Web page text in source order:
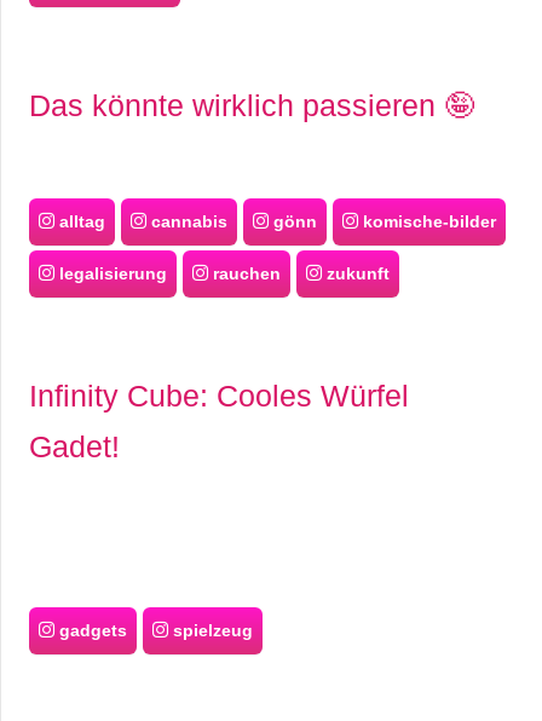
Das könnte wirklich passieren 🤪
alltag cannabis gönn komische-bilder
legalisierung rauchen zukunft
Infinity Cube: Cooles Würfel
Gadet!
gadgets spielzeug